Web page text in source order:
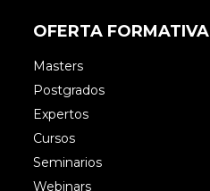
OFERTA FORMATIVA
Masters
Postgrados
Expertos
Cursos
Seminarios
Webinars